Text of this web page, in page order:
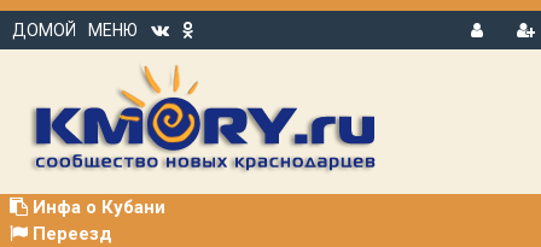
ДОМОЙ
МЕНЮ
В
Р
Инфа о Кубани
Переезд